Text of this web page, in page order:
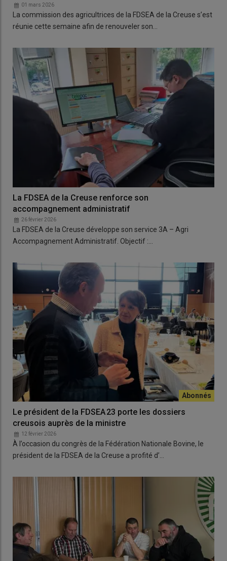
01 mars 2026
La commission des agricultrices de la FDSEA de la Creuse s’est
réunie cette semaine afin de renouveler son…
La FDSEA de la Creuse renforce son
accompagnement administratif
26 février 2026
La FDSEA de la Creuse développe son service 3A – Agri
Accompagnement Administratif. Objectif :…
Le président de la FDSEA 23 porte les dossiers
creusois auprès de la ministre
12 février 2026
À l’occasion du congrès de la Fédération Nationale Bovine, le
président de la FDSEA de la Creuse a profité d’…